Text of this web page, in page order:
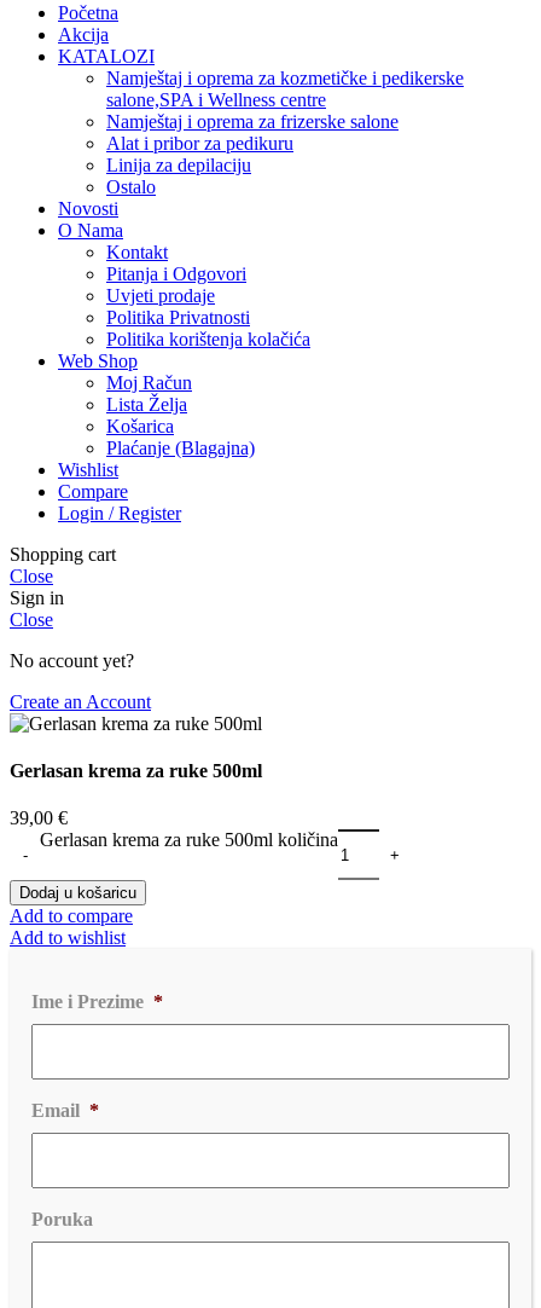
Početna
Akcija
KATALOZI
Namještaj i oprema za kozmetičke i pedikerske
salone,SPA i Wellness centre
Namještaj i oprema za frizerske salone
Alat i pribor za pedikuru
Linija za depilaciju
Ostalo
Novosti
O Nama
Kontakt
Pitanja i Odgovori
Uvjeti prodaje
Politika Privatnosti
Politika korištenja kolačića
Web Shop
Moj Račun
Lista Želja
Košarica
Plaćanje (Blagajna)
Wishlist
Compare
Login / Register
Shopping cart
Close
Sign in
Close
No account yet?
Create an Account
Gerlasan krema za ruke 500ml
39,00 €
Gerlasan krema za ruke 500ml količina
Dodaj u košaricu
Add to compare
Add to wishlist
Ime i Prezime *
Email *
Poruka